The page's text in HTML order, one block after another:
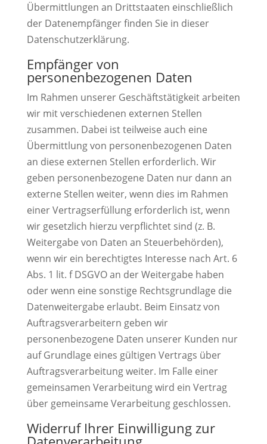
Übermittlungen an Drittstaaten einschließlich
der Datenempfänger finden Sie in dieser
Datenschutzerklärung.
Empfänger von
personenbezogenen Daten
Im Rahmen unserer Geschäftstätigkeit arbeiten
wir mit verschiedenen externen Stellen
zusammen. Dabei ist teilweise auch eine
Übermittlung von personenbezogenen Daten
an diese externen Stellen erforderlich. Wir
geben personenbezogene Daten nur dann an
externe Stellen weiter, wenn dies im Rahmen
einer Vertragserfüllung erforderlich ist, wenn
wir gesetzlich hierzu verpflichtet sind (z. B.
Weitergabe von Daten an Steuerbehörden),
wenn wir ein berechtigtes Interesse nach Art. 6
Abs. 1 lit. f DSGVO an der Weitergabe haben
oder wenn eine sonstige Rechtsgrundlage die
Datenweitergabe erlaubt. Beim Einsatz von
Auftragsverarbeitern geben wir
personenbezogene Daten unserer Kunden nur
auf Grundlage eines gültigen Vertrags über
Auftragsverarbeitung weiter. Im Falle einer
gemeinsamen Verarbeitung wird ein Vertrag
über gemeinsame Verarbeitung geschlossen.
Widerruf Ihrer Einwilligung zur